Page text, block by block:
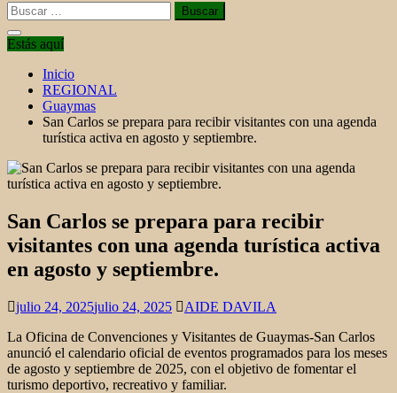
Buscar:
Estás aquí
Inicio
REGIONAL
Guaymas
San Carlos se prepara para recibir visitantes con una agenda
turística activa en agosto y septiembre.
San Carlos se prepara para recibir
visitantes con una agenda turística activa
en agosto y septiembre.
julio 24, 2025julio 24, 2025
AIDE DAVILA
La Oficina de Convenciones y Visitantes de Guaymas-San Carlos
anunció el calendario oficial de eventos programados para los meses
de agosto y septiembre de 2025, con el objetivo de fomentar el
turismo deportivo, recreativo y familiar.